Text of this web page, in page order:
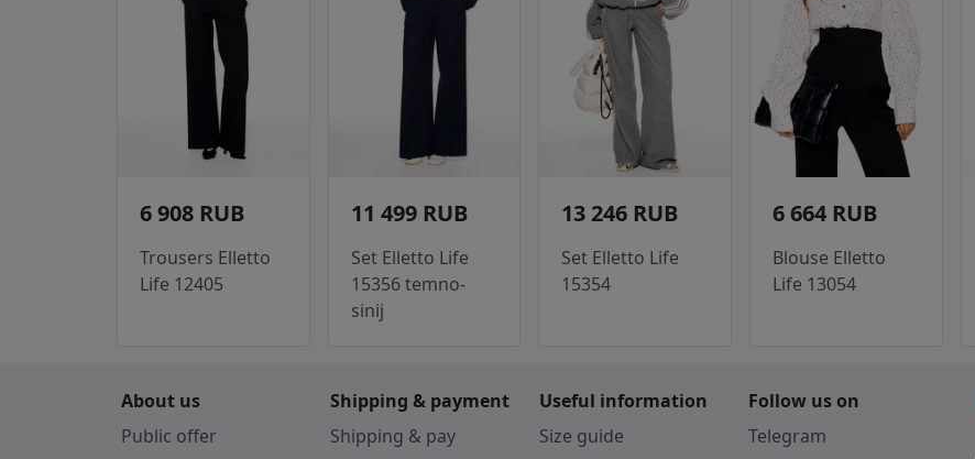
6 908 RUB
Trousers Elletto
Life 12405
11 499 RUB
Set Elletto Life
15356 temno-
sinij
13 246 RUB
Set Elletto Life
15354
6 664 RUB
Blouse Elletto
Life 13054
About us
Public offer
Shipping & payment
Shipping & pay
Useful information
Size guide
Follow us on
Telegram